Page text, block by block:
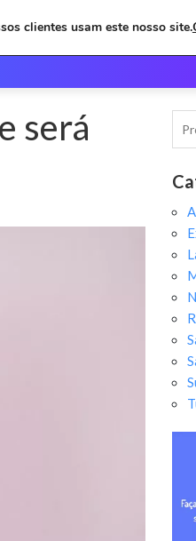
será
clientes usam este nosso site.